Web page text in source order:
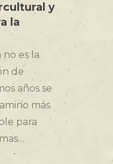
y
la
es la
de
años se
más
para